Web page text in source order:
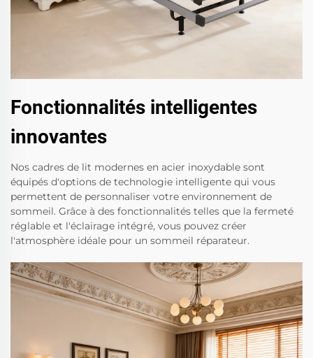
Fonctionnalités intelligentes
innovantes
Nos cadres de lit modernes en acier inoxydable sont
équipés d'options de technologie intelligente qui vous
permettent de personnaliser votre environnement de
sommeil. Grâce à des fonctionnalités telles que la fermeté
réglable et l'éclairage intégré, vous pouvez créer
l'atmosphère idéale pour un sommeil réparateur.